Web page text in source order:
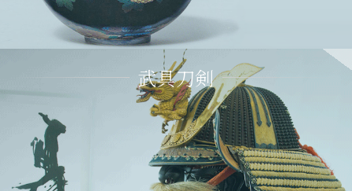
武具刀剣